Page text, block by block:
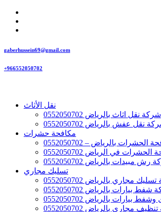
gaberhussein69@gmail.com
+966552050702
نقل الأثاث
شركة نقل اثاث بالرياض 0552050702
نقل عفش بالرياض 0552050702
مكافحة حشرات
بالرياض – 0552050702
في الرياض 0552050702
رش مبيدات بالرياض 0552050702
تسليك مجاري
مجاري بالرياض 0552050702
بيارات بالرياض 0552050702
بالرياض 0552050702
مجاري بالرياض 0552050702